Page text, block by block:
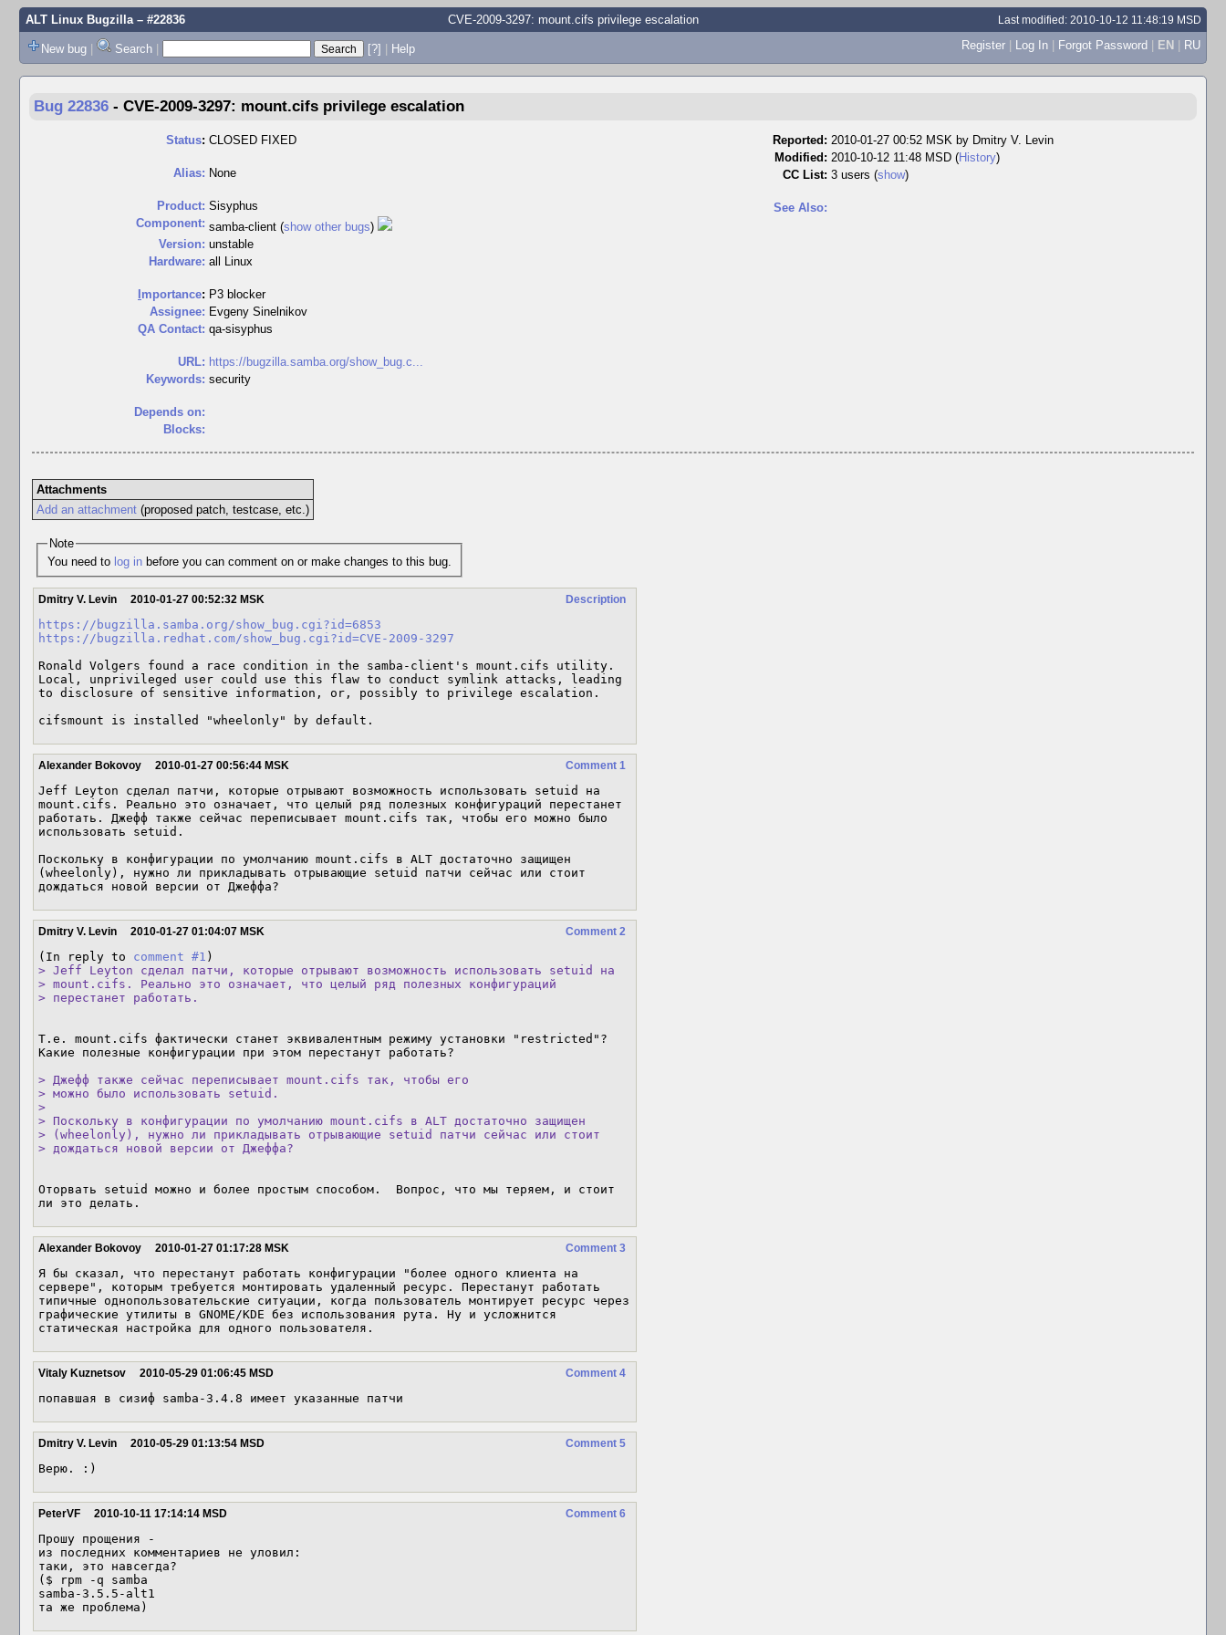
ALT Linux Bugzilla– #22836 CVE-2009-3297: mount.cifs privilege escalation Last modified: 2010-10-12 11:48:19 MSD
New bug | Search | [?] | Help Register | Log In | Forgot Password | EN | RU
Bug 22836 - CVE-2009-3297: mount.cifs privilege escalation
Status: CLOSED FIXED
Alias: None
Product: Sisyphus
Component: samba-client (show other bugs)
Version: unstable
Hardware: all Linux
mportance: P3 blocker
Assignee: Evgeny Sinelnikov
QA Contact: qa-sisyphus
URL: https://bugzilla.samba.org/show_bug.c...
Keywords: security
Depends on:
Blocks:
Reported: 2010-01-27 00:52 MSK by Dmitry V. Levin
Modified: 2010-10-12 11:48 MSD (History)
CC List: 3 users (show)
See Also:
Attachments
Add an attachment(proposed patch, testcase, etc.)
Note
You need to log in before you can comment on or make changes to this bug.
Description
Dmitry V. Levin 2010-01-27 00:52:32 MSK
https://bugzilla.samba.org/show_bug.cgi?id=6853
https://bugzilla.redhat.com/show_bug.cgi?id=CVE-2009-3297
Ronald Volgers found a race condition in the samba-client's mount.cifs utility.
Local, unprivileged user could use this flaw to conduct symlink attacks, leading
to disclosure of sensitive information, or, possibly to privilege escalation.
cifsmount is installed "wheelonly" by default.
Comment 1
Alexander Bokovoy 2010-01-27 00:56:44 MSK
Jeff Leyton сделал патчи, которые отрывают возможность использовать setuid на
mount.cifs. Реально это означает, что целый ряд полезных конфигураций перестанет
работать. Джефф также сейчас переписывает mount.cifs так, чтобы его можно было
использовать setuid.
Поскольку в конфигурации по умолчанию mount.cifs в ALT достаточно защищен
(wheelonly), нужно ли прикладывать отрывающие setuid патчи сейчас или стоит
дождаться новой версии от Джеффа?
Comment 2
Dmitry V. Levin 2010-01-27 01:04:07 MSK
(In reply to comment #1
> Jeff Leyton сделал патчи, которые отрывают возможность использовать setuid на
> mount.cifs. Реально это означает, что целый ряд полезных конфигураций
> перестанет работать.
Т.е. mount.cifs фактически станет эквивалентным режиму установки "restricted"?
Какие полезные конфигурации при этом перестанут работать?
> Джефф также сейчас переписывает mount.cifs так, чтобы его
> можно было использовать setuid.
>
> Поскольку в конфигурации по умолчанию mount.cifs в ALT достаточно защищен
> (wheelonly), нужно ли прикладывать отрывающие setuid патчи сейчас или стоит
> дождаться новой версии от Джеффа?
Оторвать setuid можно и более простым способом.  Вопрос, что мы теряем, и стоит
ли это делать.
Comment 3
Alexander Bokovoy 2010-01-27 01:17:28 MSK
Я бы сказал, что перестанут работать конфигурации "более одного клиента на
сервере", которым требуется монтировать удаленный ресурс. Перестанут работать
типичные однопользовательские ситуации, когда пользователь монтирует ресурс через
графические утилиты в GNOME/KDE без использования рута. Ну и усложнится
статическая настройка для одного пользователя.
Comment 4
Vitaly Kuznetsov 2010-05-29 01:06:45 MSD
попавшая в сизиф samba-3.4.8 имеет указанные патчи
Comment 5
Dmitry V. Levin 2010-05-29 01:13:54 MSD
Верю. :)
Comment 6
PeterVF 2010-10-11 17:14:14 MSD
Прошу прощения -
из последних комментариев не уловил:
таки, это навсегда?
($ rpm -q samba
samba-3.5.5-alt1
та же проблема)